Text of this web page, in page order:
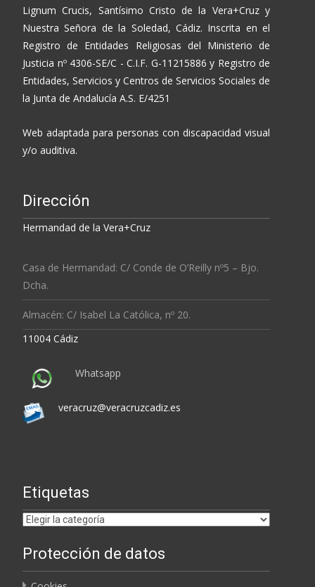
Lignum Crucis, Santísimo Cristo de la Vera+Cruz y
Nuestra Señora de la Soledad, Cádiz. Inscrita en el
Registro de Entidades Religiosas del Ministerio de
Justicia nº 4306-SE/C - C.I.F. G-11215886 y Registro de
Entidades, Servicios y Centros de Servicios Sociales de
la Junta de Andalucía A.S. E/4251
Web adaptada para personas con discapacidad visual
y/o auditiva.
Dirección
Hermandad de la Vera+Cruz
Casa de Hermandad: C/ Conde de O’Reilly nº5 – Bjo.
Dcha.
Almacén: C/ Isabel La Católica, nº 20.
11004 Cádiz
Whatsapp
veracruz@veracruzcadiz.es
Etiquetas
Etiquetas
Protección de datos